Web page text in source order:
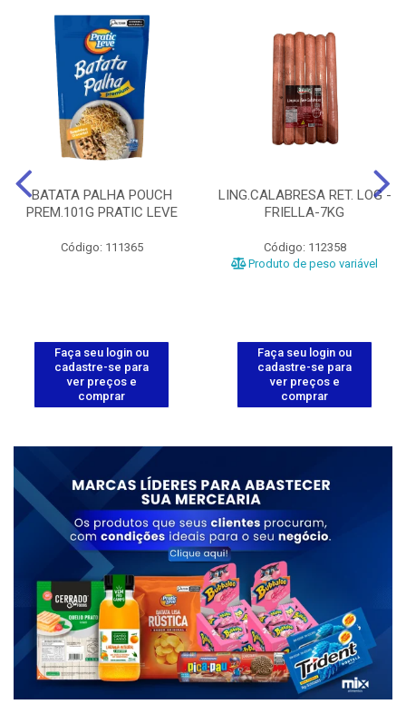
BATATA PALHA POUCH
PREM.101G PRATIC LEVE
Código: 111365
Faça seu login ou
cadastre-se para
ver preços e
comprar
LING.CALABRESA RET. LOG -
FRIELLA-7KG
Código: 112358
Produto de peso variável
Faça seu login ou
cadastre-se para
ver preços e
comprar